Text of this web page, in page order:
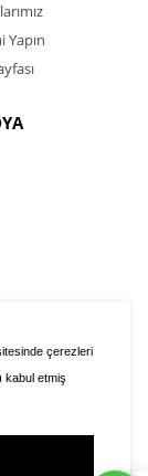
çerezleri
kabul etmiş